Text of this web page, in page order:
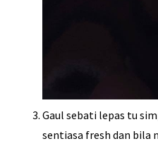
Gaul sebati lepas tu
sentiasa fresh dan bila